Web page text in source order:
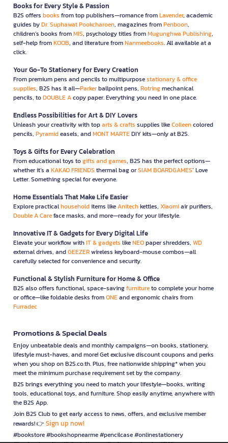
Books for Every Style & Passion
B2S offers books from top publishers—romance fromLavender, academic
guides byDr. Suphawat Pookcharoen, magazines fromPenboon,
children’s books fromMIS, psychology titles fromMugunghwa Publishing,
self-help fromKOOB, and literature fromNanmeebooks. All available at a
click.
Your Go-To Stationery for Every Creation
From premium pens and pencils to multipurposestationary & office
supplies, B2S has it all—Parkerballpoint pens, Rotringmechanical
pencils, toDOUBLE Acopy paper. Everything you need in one place.
Endless Possibilities for Art & DIY Lovers
Unleash your creativity with toparts & crafts supplies likeColleencolored
pencils, Pyramideasels, andMONT MARTEDIY kits—only at B2S.
Toys & Gifts for Every Celebration
From educational toys togifts and games, B2S has the perfect options—
whether it’s a KAKAO FRIENDS thermal bag orSIAM BOARDGAMES’ Love
Letter. Something special for everyone.
Home Essentials That Make Life Easier
Explore practicalhouseholditems likeAnitechkettles, Xiaomiair purifiers,
Double A Careface masks, and more—ready for your lifestyle.
Innovative IT & Gadgets for Every Digital Life
Elevate your workflow withIT & gadgets likeNEOpaper shredders, WD
external drives, andGEEZERwireless keyboard-mouse combos—all
carefully selected for convenience and security.
Functional & Stylish Furniture for Home & Office
B2S also offers functional, space-savingfurnitureto complete your home
or office—like foldable desks fromONEand ergonomic chairs from
Furradec
Promotions & Special Deals
Enjoy unbeatable deals and monthly campaigns—on books, stationery,
lifestyle must-haves, and more! Get exclusive discount coupons and perks
when you shop on B2S.co.th. Plus, free nationwide shipping* when you
meet the minimum purchase requirement set by the company.
B2S brings everything you need to match your lifestyle—books, writing
tools, educational toys, and furniture. Shop easily anytime, anywhere with
the B2S App.
Join B2S Club to get early access to news, offers, and exclusive member
rewards! 👉 Sign up now!
#bookstore #bookshopnearme #pencilcase #onlinestationery